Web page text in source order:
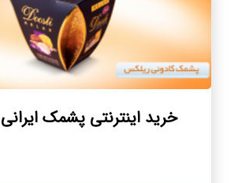
خرید اینترنتی پشمک